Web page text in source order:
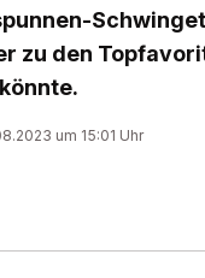
zu den
um 15:01 Uhr